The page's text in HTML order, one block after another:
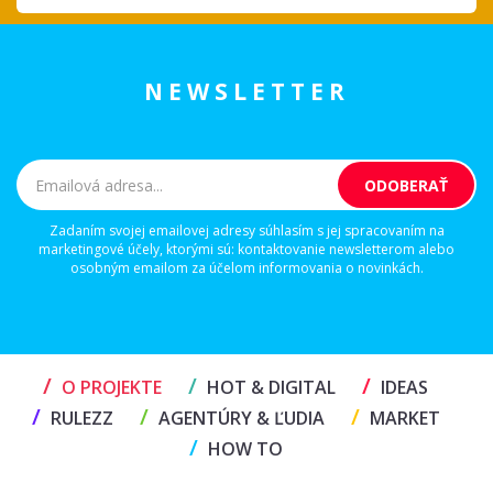
NEWSLETTER
Zadaním svojej emailovej adresy súhlasím s jej spracovaním na
marketingové účely, ktorými sú: kontaktovanie newsletterom alebo
osobným emailom za účelom informovania o novinkách.
/ O PROJEKTE / HOT & DIGITAL / IDEAS
/ RULEZZ / AGENTÚRY & ĽUDIA / MARKET
/ HOW TO